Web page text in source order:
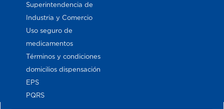
Superintendencia de
Industria y Comercio
Uso seguro de
medicamentos
Términos y condiciones
domicilios dispensación
EPS
PQRS